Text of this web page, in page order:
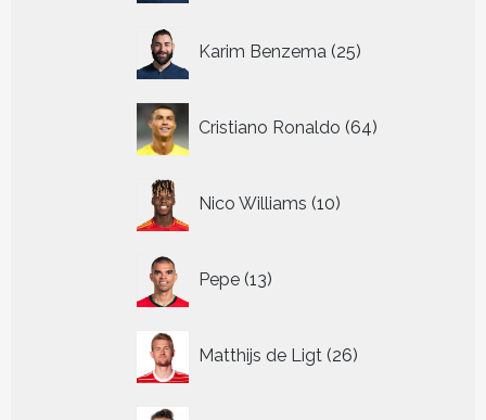
Karim Benzema 25
producten
Cristiano Ronaldo 64
producten
Nico Williams 10
producten
Pepe 13
producten
Matthijs de Ligt 26
producten